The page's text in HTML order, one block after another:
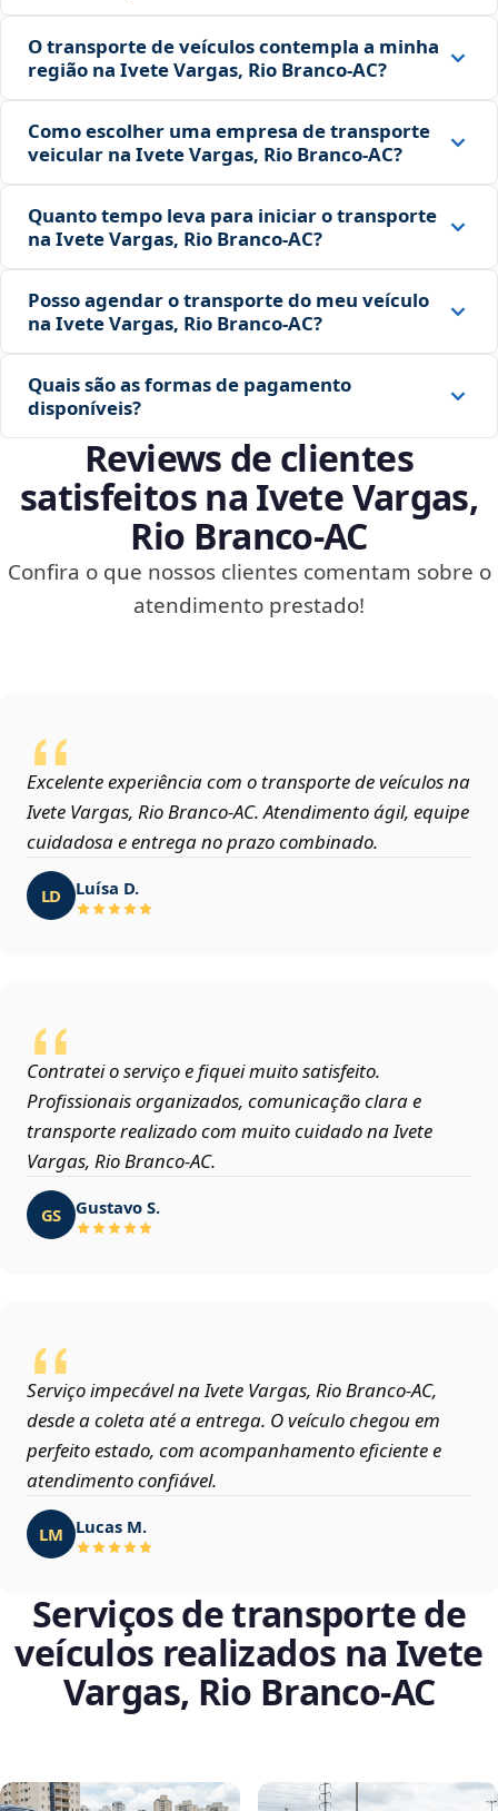
O transporte de veículos contempla a minha
região na Ivete Vargas, Rio Branco‑AC?
Como escolher uma empresa de transporte
veicular na Ivete Vargas, Rio Branco‑AC?
Quanto tempo leva para iniciar o transporte
na Ivete Vargas, Rio Branco‑AC?
Posso agendar o transporte do meu veículo
na Ivete Vargas, Rio Branco‑AC?
Quais são as formas de pagamento
disponíveis?
Reviews de clientes
satisfeitos na Ivete Vargas,
Rio Branco‑AC
Confira o que nossos clientes comentam sobre o
atendimento prestado!
Excelente experiência com o transporte de veículos na
Ivete Vargas, Rio Branco‑AC. Atendimento ágil, equipe
cuidadosa e entrega no prazo combinado.
LD Luísa D.
Contratei o serviço e fiquei muito satisfeito.
Profissionais organizados, comunicação clara e
transporte realizado com muito cuidado na Ivete
Vargas, Rio Branco‑AC.
GS Gustavo S.
Serviço impecável na Ivete Vargas, Rio Branco‑AC,
desde a coleta até a entrega. O veículo chegou em
perfeito estado, com acompanhamento eficiente e
atendimento confiável.
LM Lucas M.
Serviços de transporte de
veículos realizados na Ivete
Vargas, Rio Branco‑AC